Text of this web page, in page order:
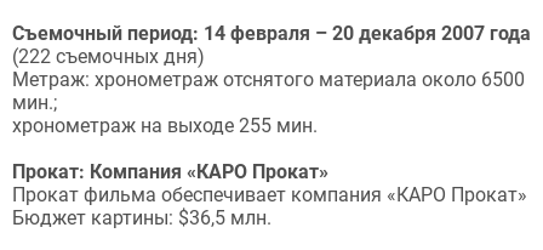
Съемочный период: 14 февраля – 20 декабря 2007 года
(222 съемочных дня)
Метраж: хронометраж отснятого материала около 6500
мин.;
хронометраж на выходе 255 мин.
Прокат: Компания «КАРО Прокат»
Прокат фильма обеспечивает компания «КАРО Прокат»
Бюджет картины: $36,5 млн.